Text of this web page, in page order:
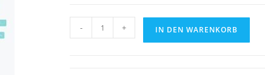
Do
- + IN DEN WARENKORB